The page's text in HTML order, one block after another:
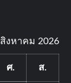
สิงหาคม 2026
ศ. ส.